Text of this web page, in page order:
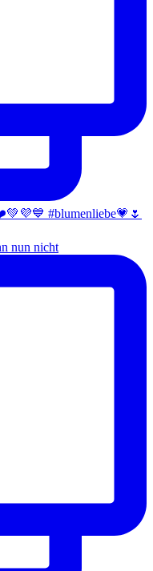
nun nicht